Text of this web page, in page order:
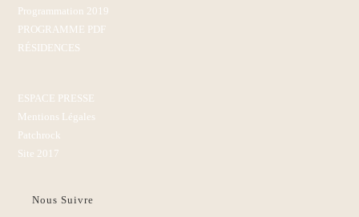
Programmation 2019
PROGRAMME PDF
RÉSIDENCES
ESPACE PRESSE
Mentions Légales
Patchrock
Site 2017
Nous Suivre